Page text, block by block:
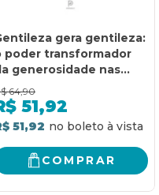
gera gentileza:
poder transformador
generosidade nas
empresas, na vida e no
64,90
51,92
51,92
COMPRAR